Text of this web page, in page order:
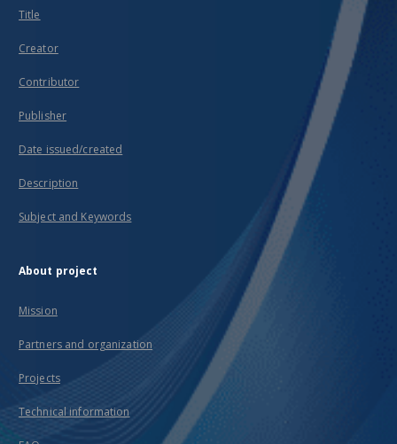
Title
Creator
Contributor
Publisher
Date issued/created
Description
Subject and Keywords
About project
Mission
Partners and organization
Projects
Technical information